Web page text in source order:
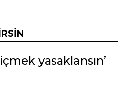
yasaklansın’